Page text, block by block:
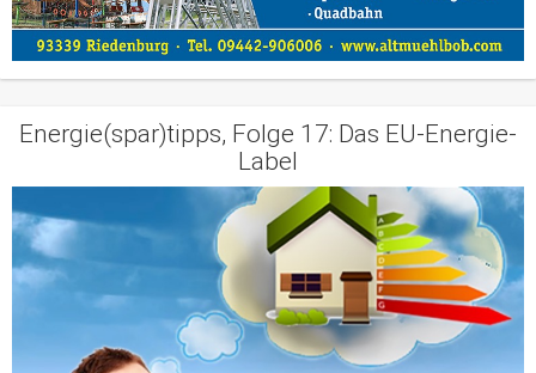
Energie(spar)tipps, Folge 17: Das EU-Energie-
Label